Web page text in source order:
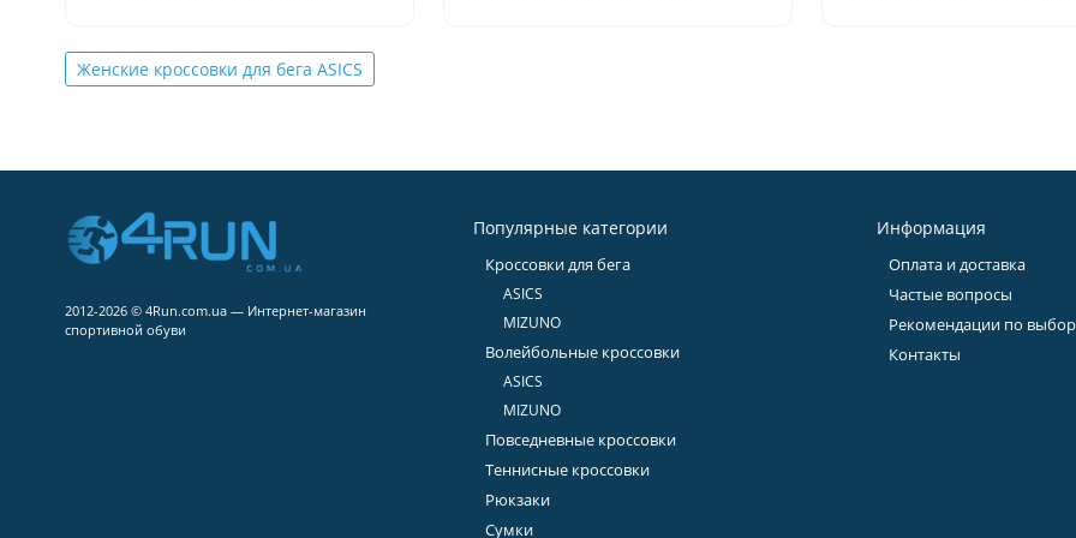
К качеству никаких вопросов- 2
сезона, полёт нормальный.
первый год и ни разу
честность и проявленную
ответственность перед
покупателем!!! Желаю ему
в делах!!!
Женские кроссовки для бега ASICS
2012-2026 © 4Run.com.ua — Интернет-магазин
спортивной обуви
Популярные категории
Кроссовки для бега
ASICS
MIZUNO
Волейбольные кроссовки
ASICS
MIZUNO
Повседневные кроссовки
Теннисные кроссовки
Рюкзаки
Сумки
Информация
Оплата и доставка
Частые вопросы
Рекомендации по
Контакты